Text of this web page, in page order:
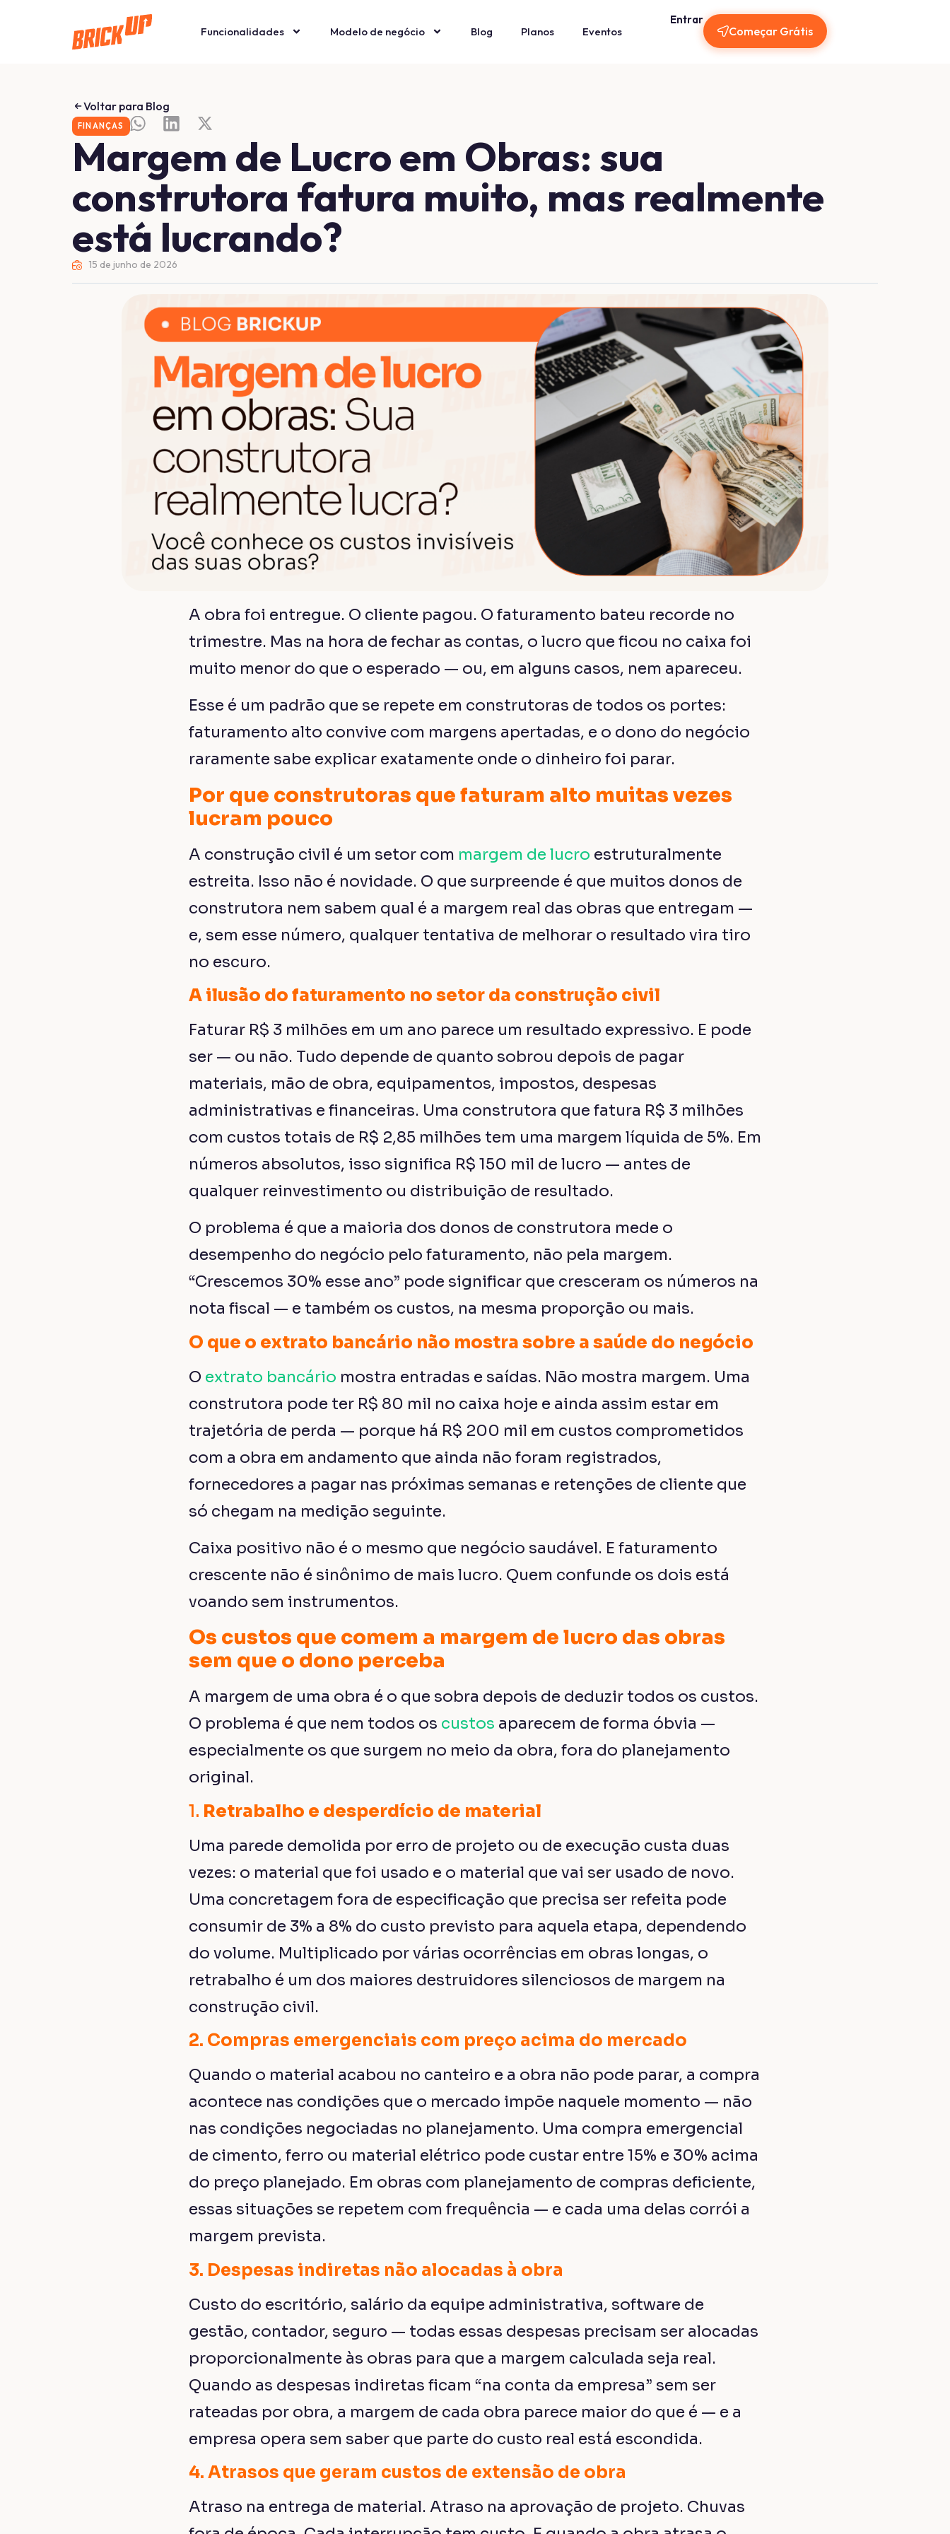
Funcionalidades Modelo de negócio Blog Planos Eventos
Entrar
Começar Grátis
Voltar para Blog
FINANÇAS
Margem de Lucro em Obras: sua
construtora fatura muito, mas realmente
está lucrando?
15 de junho de 2026
A obra foi entregue. O cliente pagou. O faturamento bateu recorde no
trimestre. Mas na hora de fechar as contas, o lucro que ficou no caixa foi
muito menor do que o esperado — ou, em alguns casos, nem apareceu.
Esse é um padrão que se repete em construtoras de todos os portes:
faturamento alto convive com margens apertadas, e o dono do negócio
raramente sabe explicar exatamente onde o dinheiro foi parar.
Por que construtoras que faturam alto muitas vezes
lucram pouco
A construção civil é um setor com margem de lucro estruturalmente
estreita. Isso não é novidade. O que surpreende é que muitos donos de
construtora nem sabem qual é a margem real das obras que entregam —
e, sem esse número, qualquer tentativa de melhorar o resultado vira tiro
no escuro.
A ilusão do faturamento no setor da construção civil
Faturar R$ 3 milhões em um ano parece um resultado expressivo. E pode
ser — ou não. Tudo depende de quanto sobrou depois de pagar
materiais, mão de obra, equipamentos, impostos, despesas
administrativas e financeiras. Uma construtora que fatura R$ 3 milhões
com custos totais de R$ 2,85 milhões tem uma margem líquida de 5%. Em
números absolutos, isso significa R$ 150 mil de lucro — antes de
qualquer reinvestimento ou distribuição de resultado.
O problema é que a maioria dos donos de construtora mede o
desempenho do negócio pelo faturamento, não pela margem.
“Crescemos 30% esse ano” pode significar que cresceram os números na
nota fiscal — e também os custos, na mesma proporção ou mais.
O que o extrato bancário não mostra sobre a saúde do negócio
O extrato bancário mostra entradas e saídas. Não mostra margem. Uma
construtora pode ter R$ 80 mil no caixa hoje e ainda assim estar em
trajetória de perda — porque há R$ 200 mil em custos comprometidos
com a obra em andamento que ainda não foram registrados,
fornecedores a pagar nas próximas semanas e retenções de cliente que
só chegam na medição seguinte.
Caixa positivo não é o mesmo que negócio saudável. E faturamento
crescente não é sinônimo de mais lucro. Quem confunde os dois está
voando sem instrumentos.
Os custos que comem a margem de lucro das obras
sem que o dono perceba
A margem de uma obra é o que sobra depois de deduzir todos os custos.
O problema é que nem todos os custos aparecem de forma óbvia —
especialmente os que surgem no meio da obra, fora do planejamento
original.
1. Retrabalho e desperdício de material
Uma parede demolida por erro de projeto ou de execução custa duas
vezes: o material que foi usado e o material que vai ser usado de novo.
Uma concretagem fora de especificação que precisa ser refeita pode
consumir de 3% a 8% do custo previsto para aquela etapa, dependendo
do volume. Multiplicado por várias ocorrências em obras longas, o
retrabalho é um dos maiores destruidores silenciosos de margem na
construção civil.
2. Compras emergenciais com preço acima do mercado
Quando o material acabou no canteiro e a obra não pode parar, a compra
acontece nas condições que o mercado impõe naquele momento — não
nas condições negociadas no planejamento. Uma compra emergencial
de cimento, ferro ou material elétrico pode custar entre 15% e 30% acima
do preço planejado. Em obras com planejamento de compras deficiente,
essas situações se repetem com frequência — e cada uma delas corrói a
margem prevista.
3. Despesas indiretas não alocadas à obra
Custo do escritório, salário da equipe administrativa, software de
gestão, contador, seguro — todas essas despesas precisam ser alocadas
proporcionalmente às obras para que a margem calculada seja real.
Quando as despesas indiretas ficam “na conta da empresa” sem ser
rateadas por obra, a margem de cada obra parece maior do que é — e a
empresa opera sem saber que parte do custo real está escondida.
4. Atrasos que geram custos de extensão de obra
Atraso na entrega de material. Atraso na aprovação de projeto. Chuvas